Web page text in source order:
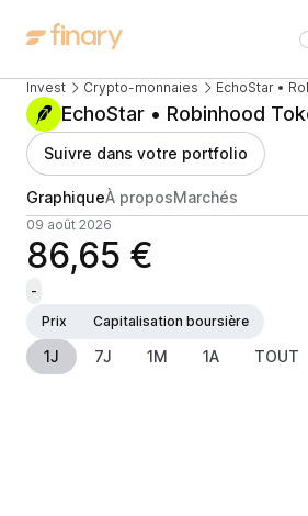
Invest Crypto-monnaies EchoStar •
EchoStar • Robinhood
Suivre dans votre portfolio
GraphiqueÀ proposMarchés
09 août 2026
86,65 €
-
Prix
Capitalisation boursière
1J 7J 1M 1A TOUT